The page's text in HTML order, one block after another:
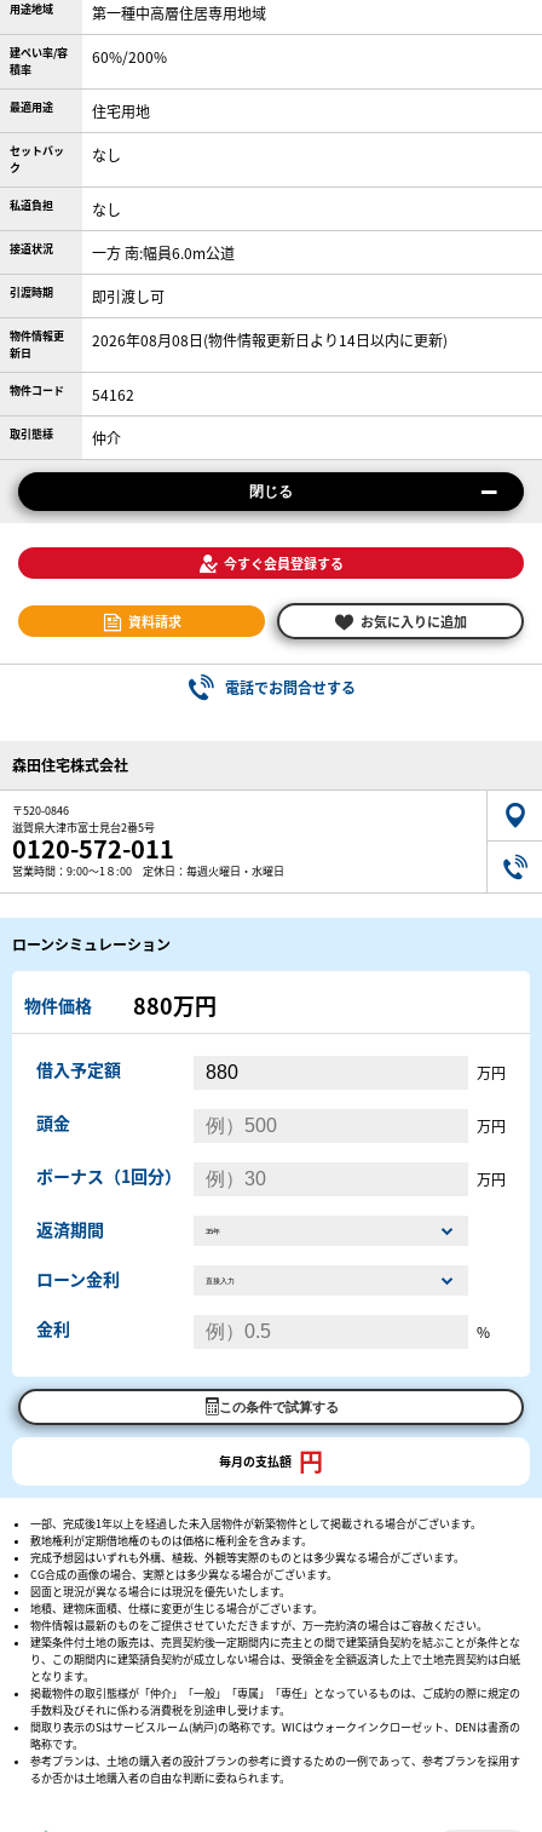
用途地域 第一種中高層住居専用地域
建ぺい率/容
積率
60%/200%
最適用途 住宅用地
セットバッ
ク
なし
私道負担 なし
接道状況 一方 南:幅員6.0m公道
引渡時期 即引渡し可
物件情報更
新日
2026年08月08日(物件情報更新日より14日以内に更新)
物件コード 54162
取引態様 仲介
閉じる
今すぐ会員登録する
資料請求 お気に入りに追加
電話でお問合せする
森田住宅株式会社
〒520-0846
滋賀県大津市富士見台2番5号
0120-572-011
営業時間：9:00～1８:00 定休日：毎週火曜日・水曜日
ローンシミュレーション
物件価格 880万円
借入予定額 万円
頭金 万円
ボーナス（1回分） 万円
返済期間
ローン金利
金利 %
この条件で試算する
毎月の支払額 円
一部、完成後1年以上を経過した未入居物件が新築物件として掲載される場合がございます。
敷地権利が定期借地権のものは価格に権利金を含みます。
完成予想図はいずれも外構、植栽、外観等実際のものとは多少異なる場合がございます。
CG合成の画像の場合、実際とは多少異なる場合がございます。
図面と現況が異なる場合には現況を優先いたします。
地積、建物床面積、仕様に変更が生じる場合がございます。
物件情報は最新のものをご提供させていただきますが、万一売約済の場合はご容赦ください。
建築条件付土地の販売は、売買契約後一定期間内に売主との間で建築請負契約を結ぶことが条件とな
り、この期間内に建築請負契約が成立しない場合は、受領金を全額返済した上で土地売買契約は白紙
となります。
掲載物件の取引態様が「仲介」「一般」「専属」「専任」となっているものは、ご成約の際に規定の
手数料及びそれに係わる消費税を別途申し受けます。
間取り表示のSはサービスルーム(納戸)の略称です。WICはウォークインクローゼット、DENは書斎の
略称です。
参考プランは、土地の購入者の設計プランの参考に資するための一例であって、参考プランを採用す
るか否かは土地購入者の自由な判断に委ねられます。